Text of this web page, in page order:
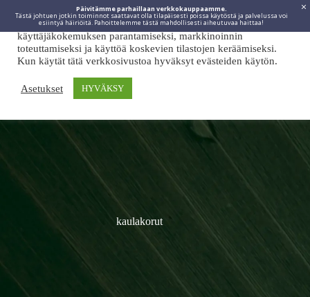
Päivitämme parhaillaan verkkokauppaamme.
Tästä johtuen jotkin toiminnot saattavat olla tilapäisesti poissa käytöstä ja palvelussa voi
esiintyä häiriöitä. Pahoittelemme tästä mahdollisesti aiheutuvaa haittaa!
kaulakorut
Viidakkotohtori.fi käyttää internetpalveluissaan evästeitä
käyttäjäkokemuksen parantamiseksi, markkinoinnin
toteuttamiseksi ja käyttöä koskevien tilastojen keräämiseksi.
Kun käytät tätä verkkosivustoa hyväksyt evästeiden käytön.
Asetukset HYVÄKSY